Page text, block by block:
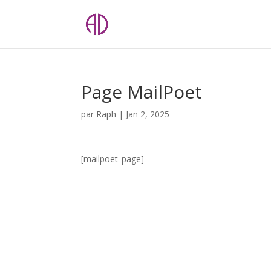
Page MailPoet
par Raph | Jan 2, 2025
[mailpoet_page]